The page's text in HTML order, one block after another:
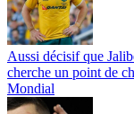
Aussi décisif que
cherche un point de
Mondial